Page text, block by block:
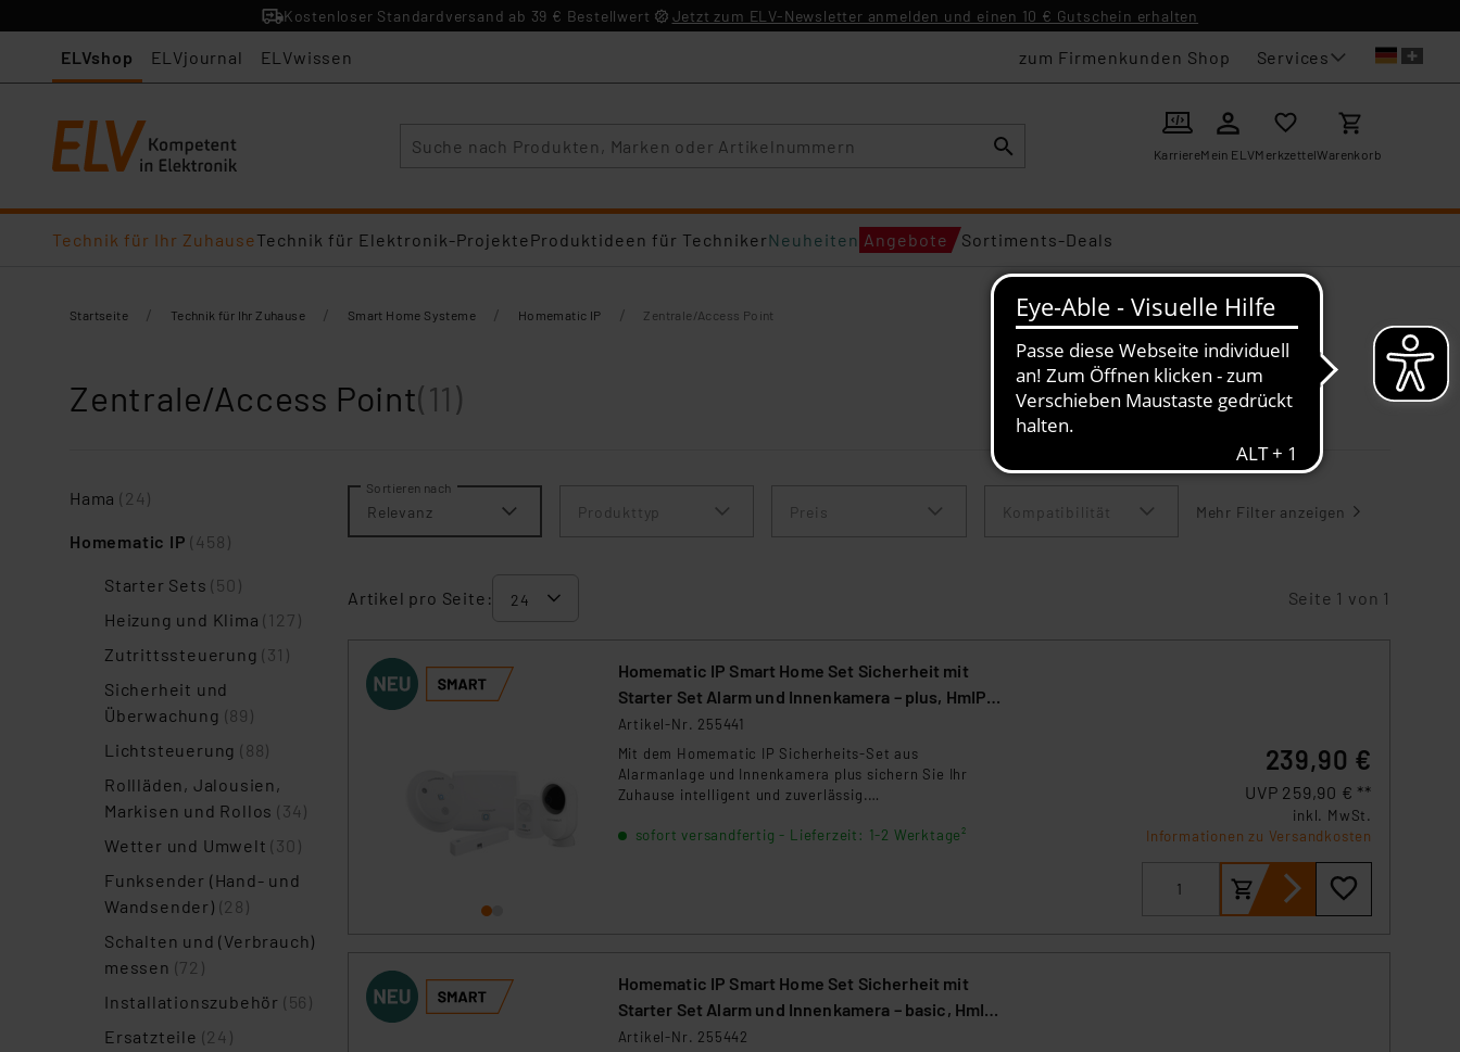
Kostenloser Standardversand ab 39 € Bestellwert Jetzt zum ELV-Newsletter anmelden und einen 10 € Gutschein erhalten
ELVshop ELVjournal ELVwissen zum Firmenkunden Shop Services
KarriereMein ELVMerkzettelWarenkorb
Technik für Ihr ZuhauseTechnik für Elektronik-ProjekteProduktideen für TechnikerNeuheiten Angebote Sortiments-Deals
Startseite / Technik für Ihr Zuhause / Smart Home Systeme / Homematic IP / Zentrale/Access Point
Zentrale/Access Point(11)
Hama (24)
Homematic IP(458)
Starter Sets(50)
Heizung und Klima(127)
Zutrittssteuerung(31)
Sicherheit und
Überwachung (89)
Lichtsteuerung(88)
Rollläden, Jalousien,
Markisen und Rollos(34)
Wetter und Umwelt(30)
Funksender (Hand- und
Wandsender) (28)
Schalten und (Verbrauch)
messen (72)
Installationszubehör (56)
Ersatzteile (24)
Sortieren nach
Relevanz Produkttyp Preis Kompatibilität Mehr Filter anzeigen
Artikel pro Seite: Seite 1 von 1
Homematic IP Smart Home Set Sicherheit mit
Starter Set Alarm und Innenkamera – plus, HmIP-
SK7 und HmIP-CI-PL
Artikel-Nr. 255441
Mit dem Homematic IP Sicherheits-Set aus
Alarmanlage und Innenkamera plus sichern Sie Ihr
Zuhause intelligent und zuverlässig.
Alarmsirene erkennen unbefugte Aktivitäten sofort
Bewegungsverfolgung und integrierter Sirene werden
relevante Ereignisse präzise erfasst und Fehlalarme
reduziert.
sofort versandfertig - Lieferzeit: 1-2 Werktage²
239,90 €
UVP 259,90 € **
inkl. MwSt.
Informationen zu Versandkosten
Homematic IP Smart Home Set Sicherheit mit
Starter Set Alarm und Innenkamera – basic, HmIP-
SK7 und HmIP-CI-B
Artikel-Nr. 255442